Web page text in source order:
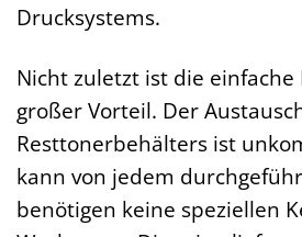
Drucksystems.
Nicht zuletzt ist die
großer Vorteil. Der
Resttonerbehälters ist
kann von jedem
benötigen keine speziellen